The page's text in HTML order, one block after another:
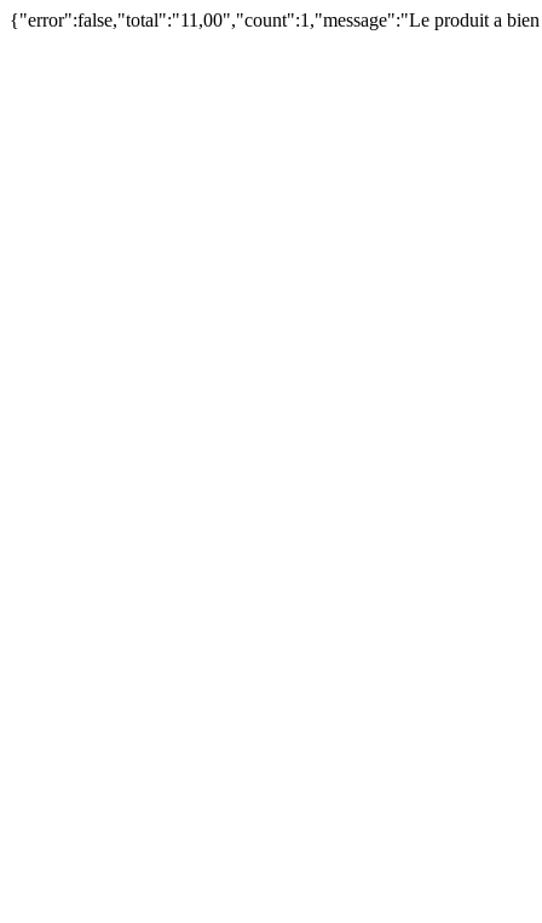
{"error":false,"total":"11,00","count":1,"message":"Le produit a